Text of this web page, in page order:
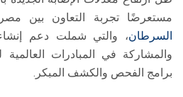
مستعرضًا تجربة التعاون بين
السرطان، والتي شملت دعم
والمشاركة في المبادرات العالمية
برامج الفحص والكشف المبكر.